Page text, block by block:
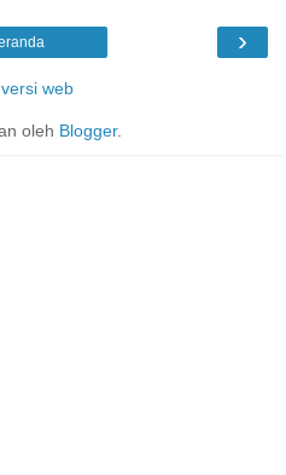
›
web
oleh Blogger.